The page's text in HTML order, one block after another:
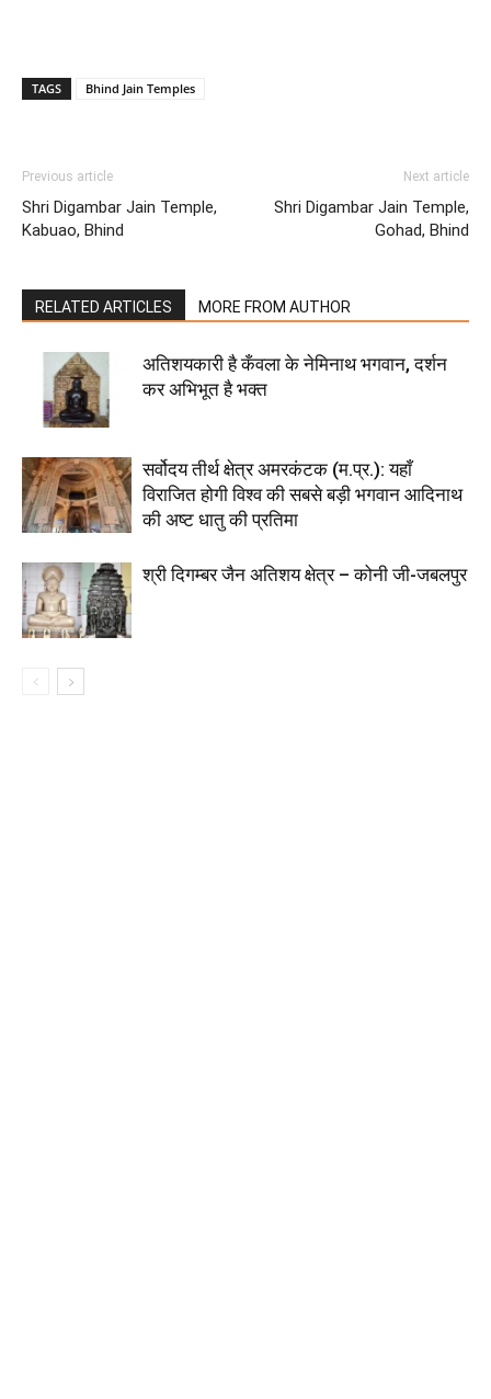
TAGS Bhind Jain Temples
Previous article
Shri Digambar Jain Temple,
Kabuao, Bhind
Next article
Shri Digambar Jain Temple,
Gohad, Bhind
RELATED ARTICLES MORE FROM AUTHOR
अतिशयकारी है कँवला के नेमिनाथ भगवान, दर्शन
कर अभिभूत है भक्त
सर्वोदय तीर्थ क्षेत्र अमरकंटक (म.प्र.): यहाँ
विराजित होगी विश्व की सबसे बड़ी भगवान आदिनाथ
की अष्ट धातु की प्रतिमा
श्री दिगम्बर जैन अतिशय क्षेत्र – कोनी जी-जबलपुर